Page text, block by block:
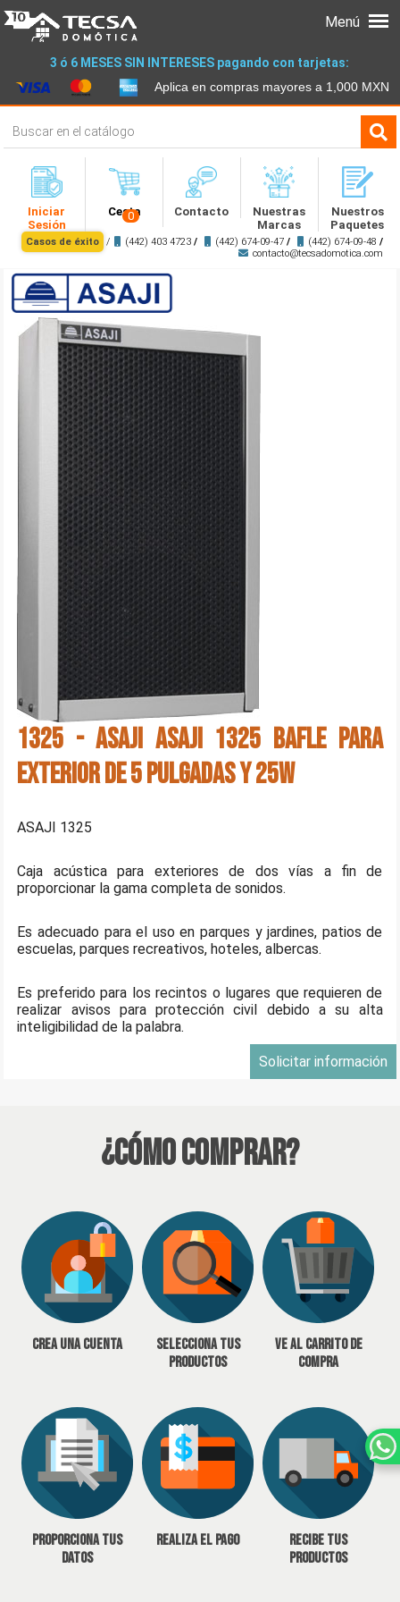
3 ó 6 MESES SIN INTERESES pagando con tarjetas:
Aplica en compras mayores a 1,000 MXN
Iniciar
Sesión
Cesta
0 Contacto
Nuestras
Marcas
Nuestros
Paquetes
Casos de éxito / (442) 403 4723 / (442) 674-09-47 / (442) 674-09-48 /
contacto@tecsadomotica.com
Menú
1325 - ASAJI ASAJI 1325 Bafle para
exterior de 5 pulgadas y 25W
ASAJI 1325
Caja acústica para exteriores de dos vías a fin de
proporcionar la gama completa de sonidos.
Es adecuado para el uso en parques y jardines, patios de
escuelas, parques recreativos, hoteles, albercas.
Es preferido para los recintos o lugares que requieren de
realizar avisos para protección civil debido a su alta
inteligibilidad de la palabra.
Solicitar información
¿Cómo Comprar?
Crea una cuenta
Selecciona tus
productos
Ve al carrito de
compra
Proporciona tus
datos
Realiza el pago
Recibe tus
productos